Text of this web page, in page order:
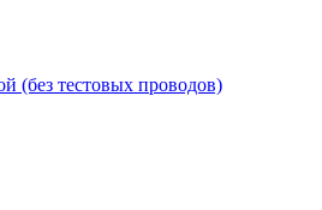
(без тестовых проводов)